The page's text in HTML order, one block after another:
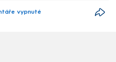
vypnuté